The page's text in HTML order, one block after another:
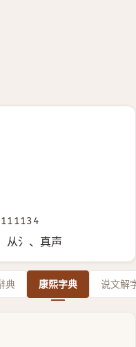
从氵、真声
典 康熙字典 说文解